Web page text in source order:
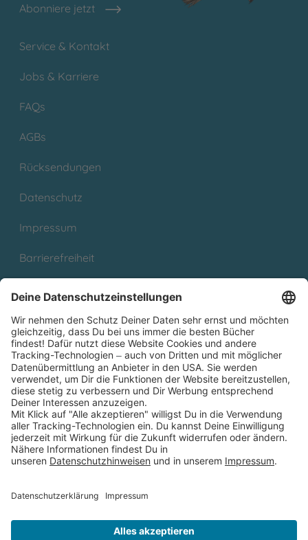
Abonniere jetzt
Service & Kontakt
Jobs & Karriere
FAQs
AGBs
Rücksendungen
Datenschutz
Impressum
Barrierefreiheit
Partnerprogramm (Affiliate)
Folge uns auf
* Versandkostenfrei ab 9,00 € Bestellwert innerhalb
Deutschlands
** Lieferzeit 1-3 Werktage innerhalb Deutschlands
Thienemann-Esslinger Verlag GmbH, Blumenstraße 36, D-70182